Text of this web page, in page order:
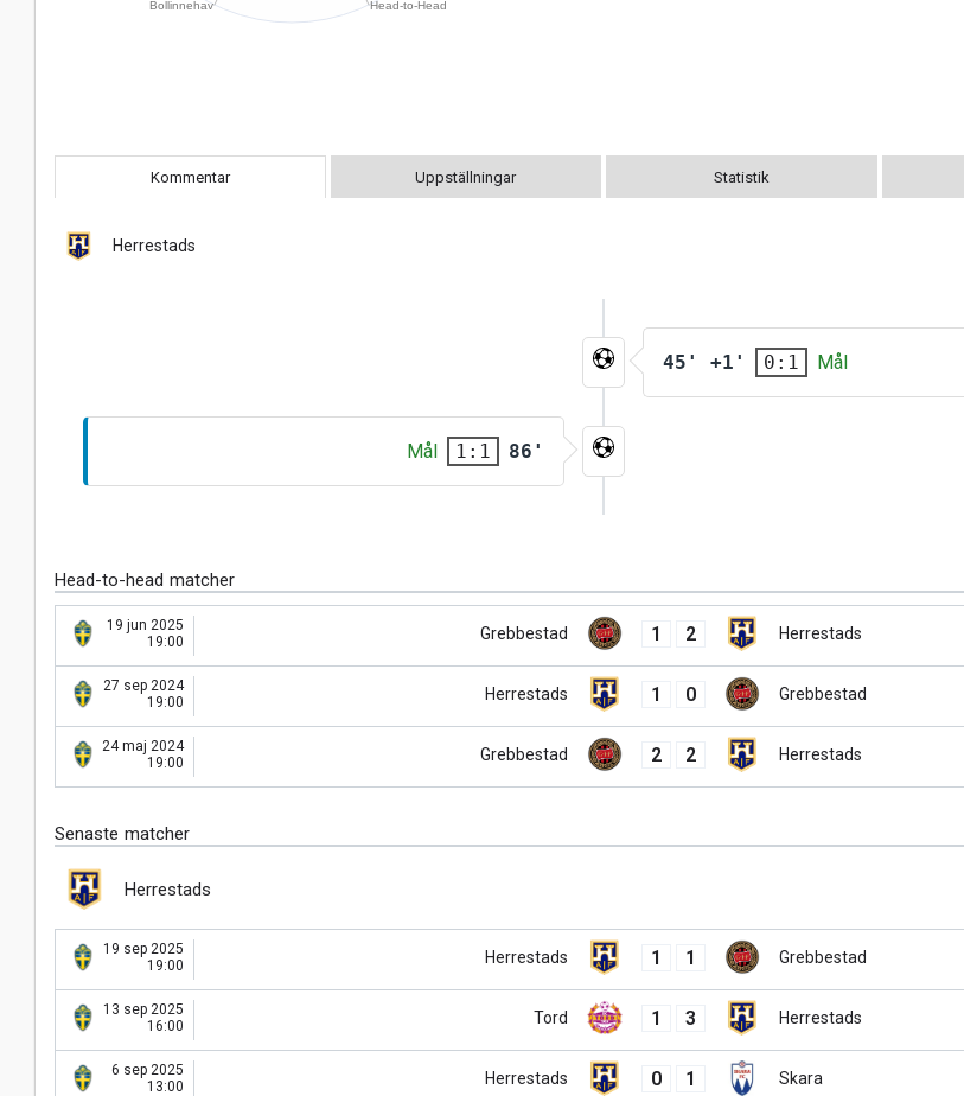
Kommentar Uppställningar Statistik
Herrestads
45' +1' 0:1 Mål
Mål 1:1 86'
Head-to-head matcher
19 jun 2025
19:00
Grebbestad 1 2 Herrestads
27 sep 2024
19:00
Herrestads 1 0 Grebbestad
24 maj 2024
19:00
Grebbestad 2 2 Herrestads
Senaste matcher
Herrestads
19 sep 2025
19:00
Herrestads 1 1 Grebbestad
13 sep 2025
16:00
Tord 1 3 Herrestads
6 sep 2025
13:00
Herrestads 0 1 Skara